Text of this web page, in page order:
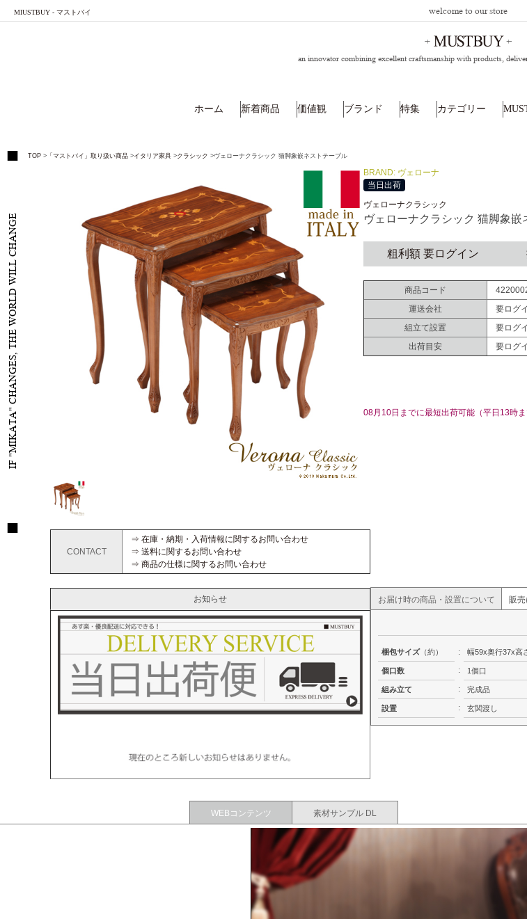
MIUSTBUY - マストバイ welcome to our store
an innovator combining excellent craftsmanship with products,
ホーム 新着商品 価値観 ブランド 特集 カテゴリー
TOP > 「マストバイ」取り扱い商品 >イタリア家具 >クラシック >ヴェローナクラシック 猫脚象嵌ネストテーブル
BRAND: ヴェローナ
当日出荷
ヴェローナクラシック
ヴェローナクラシック 猫脚象嵌
粗利額 要ログイン
商品コード
運送会社
要ログ
組立て設置
要ログ
出荷目安
要ログ
08月10日までに最短出荷可能（平日13時ま
CONTACT
⇒ 在庫・納期・入荷情報に関するお問い合わせ
⇒ 送料に関するお問い合わせ
⇒ 商品の仕様に関するお問い合わせ
お知らせ お届け時の商品・設置について 販
梱包サイズ（約） : 幅59x奥行37x高
個口数 : 1個口
組み立て : 完成品
設置 : 玄関渡し
WEBコンテンツ 素材サンプル DL
IF "MIKATA" CHANGES, THE WORLD WILL CHANGE